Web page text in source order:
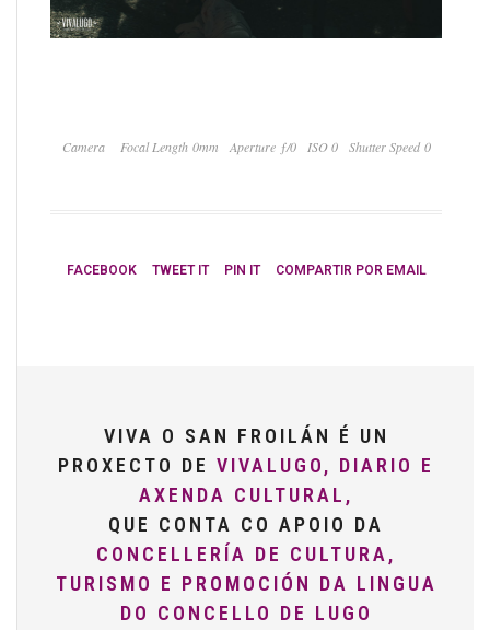
Camera Focal Length 0mm Aperture ƒ/0 ISO 0 Shutter Speed 0
FACEBOOK TWEET IT PIN IT COMPARTIR POR EMAIL
VIVA O SAN FROILÁN É UN
PROXECTO DE VIVALUGO, DIARIO E
AXENDA CULTURAL,
QUE CONTA CO APOIO DA
CONCELLERÍA DE CULTURA,
TURISMO E PROMOCIÓN DA LINGUA
DO CONCELLO DE LUGO